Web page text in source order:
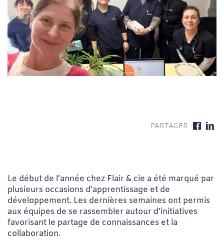
Le début de l’année chez Flair & cie a été marqué par
plusieurs occasions d’apprentissage et de
développement. Les dernières semaines ont permis
aux équipes de se rassembler autour d’initiatives
favorisant le partage de connaissances et la
collaboration.